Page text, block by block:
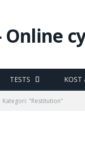
TESTS
Kategori: "Restitution"